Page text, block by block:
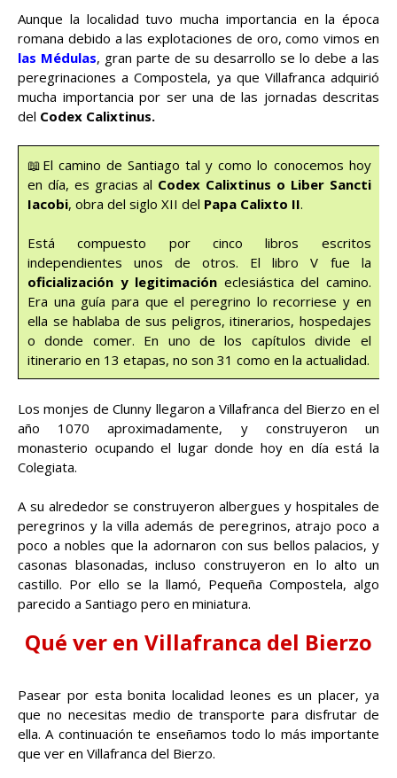
Aunque la localidad tuvo mucha importancia en la época
romana debido a las explotaciones de oro, como vimos en
las Médulas, gran parte de su desarrollo se lo debe a las
peregrinaciones a Compostela, ya que Villafranca adquirió
mucha importancia por ser una de las jornadas descritas
del Codex Calixtinus.
📖El camino de Santiago tal y como lo conocemos hoy
en día, es gracias al Codex Calixtinus o Liber Sancti
Iacobi, obra del siglo XII del Papa Calixto II.
Está compuesto por cinco libros escritos
independientes unos de otros. El libro V fue la
oficialización y legitimación eclesiástica del camino.
Era una guía para que el peregrino lo recorriese y en
ella se hablaba de sus peligros, itinerarios, hospedajes
o donde comer. En uno de los capítulos divide el
itinerario en 13 etapas, no son 31 como en la actualidad.
Los monjes de Clunny llegaron a Villafranca del Bierzo en el
año 1070 aproximadamente, y construyeron un
monasterio ocupando el lugar donde hoy en día está la
Colegiata.
A su alrededor se construyeron albergues y hospitales de
peregrinos y la villa además de peregrinos, atrajo poco a
poco a nobles que la adornaron con sus bellos palacios, y
casonas blasonadas, incluso construyeron en lo alto un
castillo. Por ello se la llamó, Pequeña Compostela, algo
parecido a Santiago pero en miniatura.
Qué ver en Villafranca del Bierzo
Pasear por esta bonita localidad leones es un placer, ya
que no necesitas medio de transporte para disfrutar de
ella. A continuación te enseñamos todo lo más importante
que ver en Villafranca del Bierzo.